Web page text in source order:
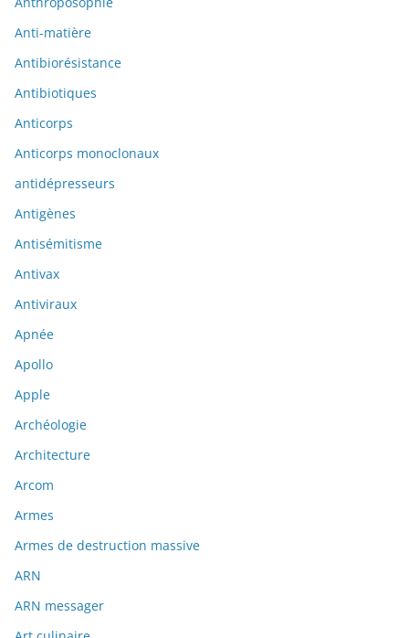
Anti-matière
Antibiorésistance
Antibiotiques
Anticorps
Anticorps monoclonaux
antidépresseurs
Antigènes
Antisémitisme
Antivax
Antiviraux
Apnée
Apollo
Apple
Archéologie
Architecture
Arcom
Armes
Armes de destruction massive
ARN
ARN messager